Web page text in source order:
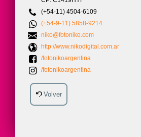
 (+54-11) 4504-6109
 (+54-9-11) 5858-9214
 niko@fotoniko.com
 http://www.nikodigital.com.ar
 /fotonikoargentina
 /fotonikoargentina
 Volver